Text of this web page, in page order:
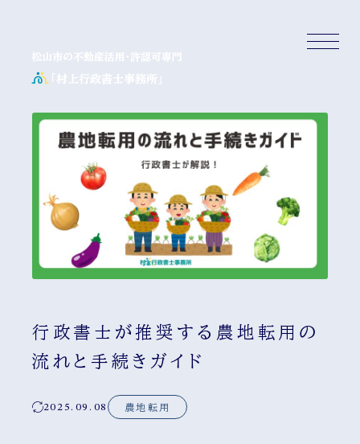
行政書士が推奨する農地転用の
流れと手続きガイド
2025.09.08 農地転用